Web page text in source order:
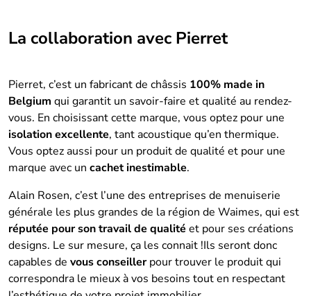
La collaboration avec Pierret
Pierret, c’est un fabricant de châssis 100% made in
Belgium qui garantit un savoir-faire et qualité au rendez-
vous. En choisissant cette marque, vous optez pour une
isolation excellente, tant acoustique qu’en thermique.
Vous optez aussi pour un produit de qualité et pour une
marque avec un cachet inestimable.
Alain Rosen, c’est l’une des entreprises de menuiserie
générale les plus grandes de la région de Waimes, qui est
réputée pour son travail de qualité et pour ses créations
designs. Le sur mesure, ça les connait !Ils seront donc
capables de vous conseillerpour trouver le produit qui
correspondra le mieux à vos besoins tout en respectant